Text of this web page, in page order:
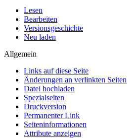
Lesen
Bearbeiten
Versionsgeschichte
Neu laden
Allgemein
Links auf diese Seite
Änderungen an verlinkten Seiten
Datei hochladen
Spezialseiten
Druckversion
Permanenter Link
Seiten­­informationen
Attribute anzeigen